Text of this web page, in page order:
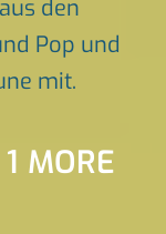
den
Pop und
mit.
MORE